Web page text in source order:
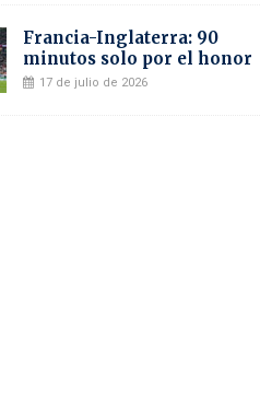
Francia-Inglaterra: 90
minutos solo por el honor
17 de julio de 2026